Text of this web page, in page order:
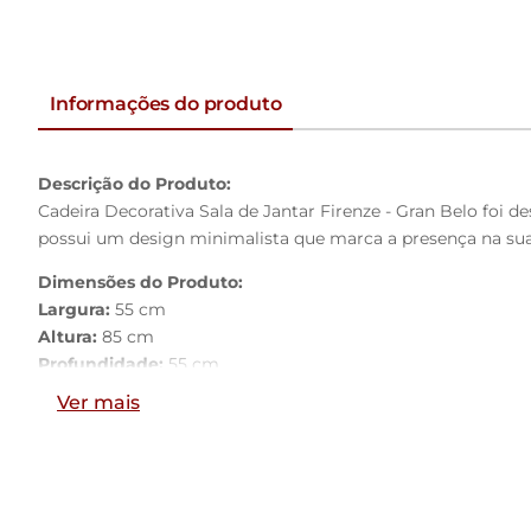
Informações do produto
Descrição do Produto:
Cadeira Decorativa Sala de Jantar Firenze - Gran Belo foi
possui um design minimalista que marca a presença na
Dimensões do Produto:
Largura: 55 cm
Altura: 85 cm
Profundidade: 55 cm
Altura do Encosto:
Ver mais